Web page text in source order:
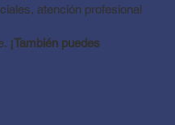
atención profesional
¡También puedes